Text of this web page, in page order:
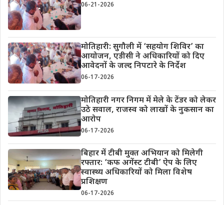
06-21-2026
मोतिहारी: सुगौली में ‘सहयोग शिविर’ का
आयोजन, एडीसी ने अधिकारियों को दिए
आवेदनों के जल्द निपटारे के निर्देश
06-17-2026
मोतिहारी नगर निगम में मेले के टेंडर को लेकर
उठे सवाल, राजस्व को लाखों के नुकसान का
आरोप
06-17-2026
बिहार में टीबी मुक्त अभियान को मिलेगी
रफ्तार: ‘कफ अगेंस्ट टीबी’ ऐप के लिए
स्वास्थ्य अधिकारियों को मिला विशेष
प्रशिक्षण
06-17-2026